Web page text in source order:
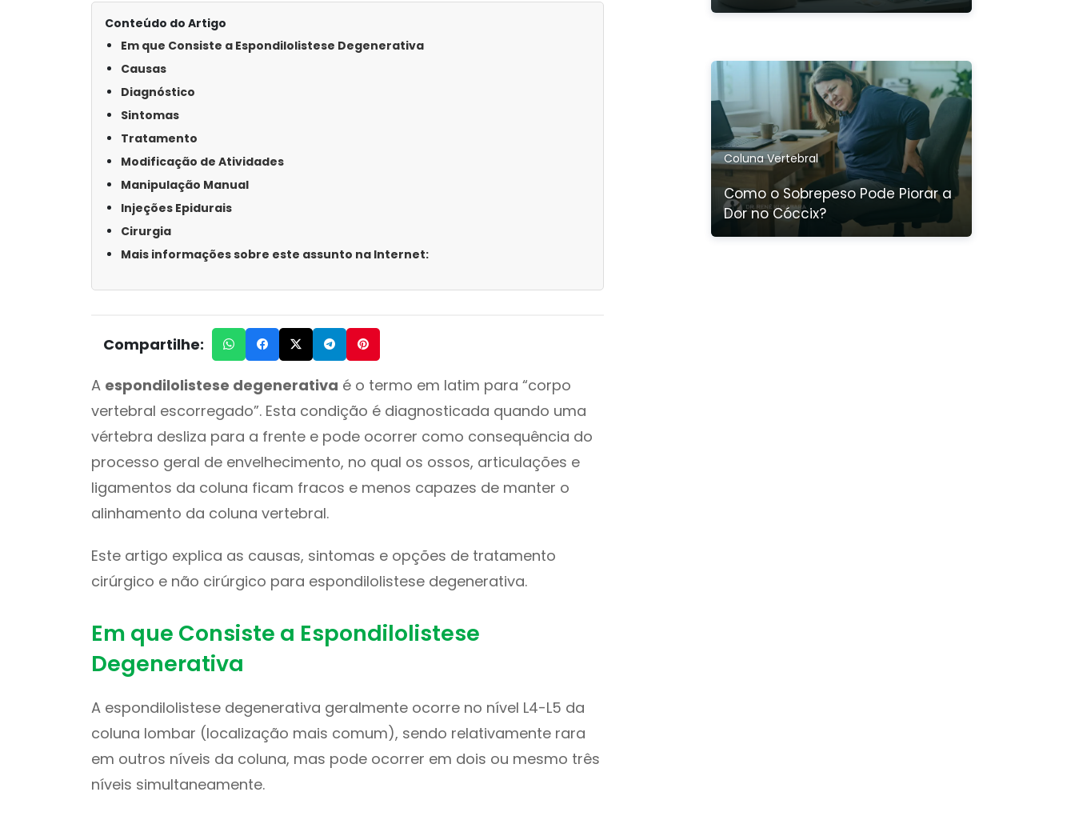
Conteúdo do Artigo
Em que Consiste a Espondilolistese Degenerativa
Causas
Diagnóstico
Sintomas
Tratamento
Modificação de Atividades
Manipulação Manual
Injeções Epidurais
Cirurgia
Mais informações sobre este assunto na Internet:
Compartilhe:
A espondilolistese degenerativa é o termo em latim para “corpo
vertebral escorregado”. Esta condição é diagnosticada quando uma
vértebra desliza para a frente e pode ocorrer como consequência do
processo geral de envelhecimento, no qual os ossos, articulações e
ligamentos da coluna ficam fracos e menos capazes de manter o
alinhamento da coluna vertebral.
Este artigo explica as causas, sintomas e opções de tratamento
cirúrgico e não cirúrgico para espondilolistese degenerativa.
Em que Consiste a Espondilolistese
Degenerativa
A espondilolistese degenerativa geralmente ocorre no nível L4-L5 da
coluna lombar (localização mais comum), sendo relativamente rara
em outros níveis da coluna, mas pode ocorrer em dois ou mesmo três
níveis simultaneamente.
Coluna Vertebral
Como o Sobrepeso Pode Piorar a
Dor no Cóccix?